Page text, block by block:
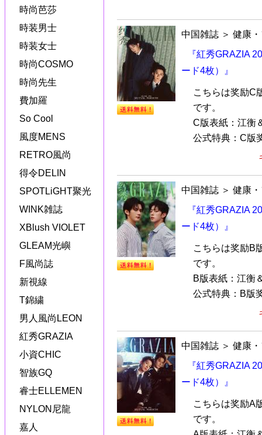
時尚芭莎
時装男士
時装女士
時尚COSMO
時尚先生
費加羅
So Cool
風度MENS
RETRO風尚
得令DELIN
SPOTLiGHT聚光
WINK雑誌
XBlush VIOLET
GLEAM光嶼
F風尚誌
新視線
T錦繍
男人風尚LEON
紅秀GRAZIA
小資CHIC
智族GQ
睿士ELLEMEN
NYLON尼龍
嘉人
中国雑誌 ＞ 健康
『紅秀GRAZIA
ード4枚）』
こちらは奖励C
です。
C版表紙：江衡
公式特典：C版
中国雑誌 ＞ 健康
『紅秀GRAZIA
ード4枚）』
こちらは奖励B
です。
B版表紙：江衡
公式特典：B版
中国雑誌 ＞ 健康
『紅秀GRAZIA
ード4枚）』
こちらは奖励A
です。